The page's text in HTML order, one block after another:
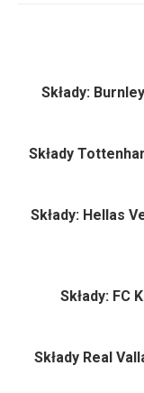
Składy:
Składy
Składy: Hellas
Składy: FC
Składy Real